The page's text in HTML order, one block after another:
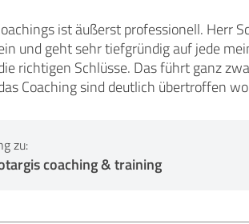
ist äußerst professionell. Herr
und geht sehr tiefgründig auf jede
richtigen Schlüsse. Das führt ganz
Coaching sind deutlich übertroffen
zu:
coaching & training